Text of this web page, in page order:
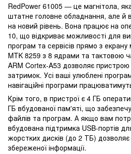
RedPower 61005 — це магнітола,
штатне головне обладнання, але й
на новий рівень. Вона працює на
10, що відкриває можливості для
програм та сервісів прямо з
MTK 8259 з 8 ядрами та тактовою
ARM Cortex-A53 дозволяє
затримок. Усі ваші улюблені
навігаційні програми
Крім того, в пристрої є 4 ГБ
ГБ вбудованої пам'яті, що
файлів та програм. А якщо вам
вбудована підтримка USB-портів
жорстких дисків (до 2 ТБ)
збереженої інформації.